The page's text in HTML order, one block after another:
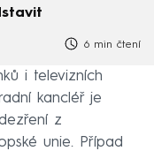
6 min čtení
i televizních
kancléř je
z
unie. Případ